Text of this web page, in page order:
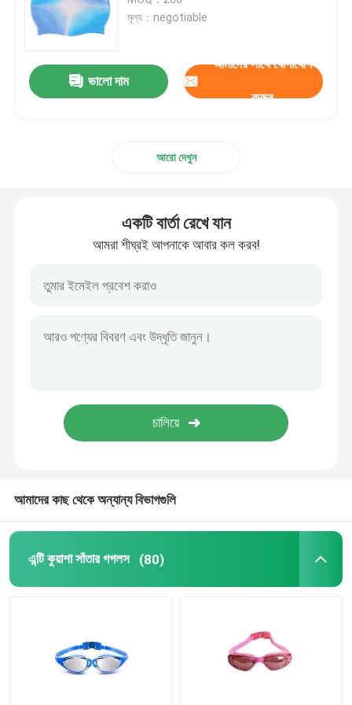
স্নো স্কি গগলস
জলরোধী সুইম ক্যাপ
মোটরক্রস রেসিং গগলস
Polarized ক্রীড়া সানগ্লাস
শিল্প নিরাপত্তা গগলস
ডাইভিং সুইম ফিনস
এন্টি কুয়াশা লেন্স
অ্যান্টি ফগ ডাইভিং গগলস
মূল্য：negotiable
ভালো দাম
আমাদের সাথে যোগাযোগ
করুন
আরো দেখুন
একটি বার্তা রেখে যান
আমরা শীঘ্রই আপনাকে আবার কল করব!
আমাদের কাছ থেকে অন্যান্য বিভাগগুলি
এন্টি কুয়াশা সাঁতার গগলস (80)